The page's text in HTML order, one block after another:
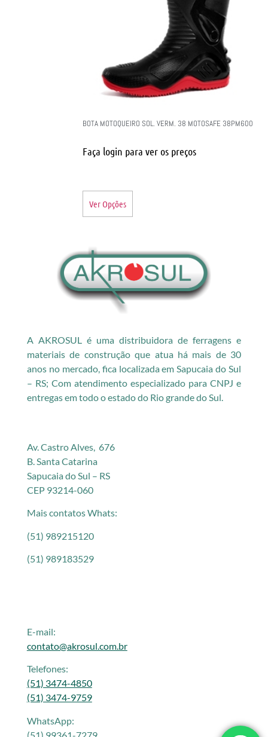
BOTA MOTOQUEIRO SOL. VERM. 38 MOTOSAFE 38PM600
Faça login para ver os preços
Ver Opções
A AKROSUL é uma distribuidora de ferragens e
materiais de construção que atua há mais de 30
anos no mercado, fica localizada em Sapucaia do Sul
– RS; Com atendimento especializado para CNPJ e
entregas em todo o estado do Rio grande do Sul.
Av. Castro Alves, 676
B. Santa Catarina
Sapucaia do Sul – RS
CEP 93214-060
Mais contatos Whats:
(51) 989215120
(51) 989183529
E-mail:
contato@akrosul.com.br
Telefones:
(51) 3474-4850
(51) 3474-9759
WhatsApp:
(51) 99361-7279